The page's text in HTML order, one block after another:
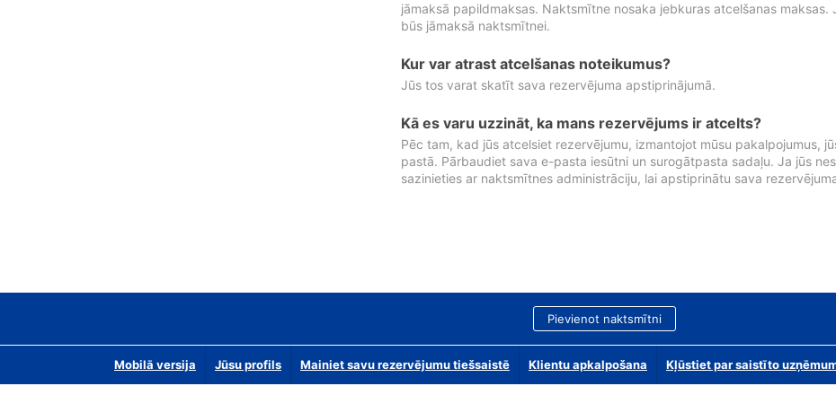
jāmaksā papildmaksas. Naktsmītne nosaka jebkuras atcelšanas
būs jāmaksā naktsmītnei.
Kur var atrast atcelšanas noteikumus?
Jūs tos varat skatīt sava rezervējuma apstiprinājumā.
Kā es varu uzzināt, ka mans rezervējums ir atcelts?
Pēc tam, kad jūs atcelsiet rezervējumu, izmantojot mūsu pakalpojumus,
pastā. Pārbaudiet sava e-pasta iesūtni un surogātpasta sadaļu. Ja jūs
sazinieties ar naktsmītnes administrāciju, lai apstiprinātu sava
Pievienot naktsmītni
Mobilā versija Jūsu profils Mainiet savu rezervējumu tiešsaistē Klientu apkalpošana Kļūstiet par saistīto